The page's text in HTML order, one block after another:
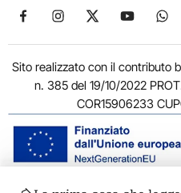
Seguici su Facebook
Seguici su Instagram
Seguici su X
Seguici
Sito realizzato con il contributo
n. 385 del 19/10/2022
COR15906233